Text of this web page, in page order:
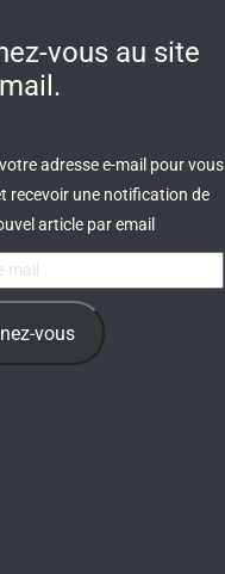
vous au site
adresse e-mail pour vous
recevoir une notification de
article par email
vous